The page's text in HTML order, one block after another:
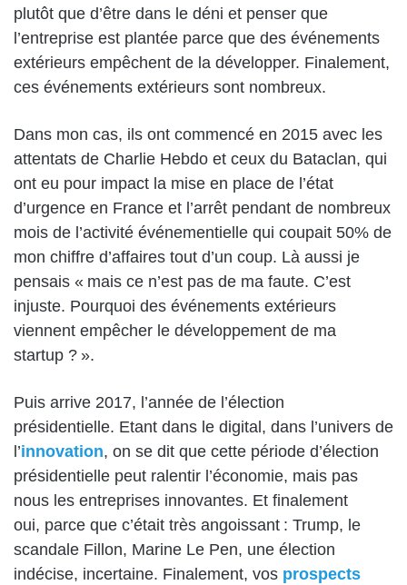
plutôt que d’être dans le déni et penser que
l’entreprise est plantée parce que des événements
extérieurs empêchent de la développer. Finalement,
ces événements extérieurs sont nombreux.
Dans mon cas, ils ont commencé en 2015 avec les
attentats de Charlie Hebdo et ceux du Bataclan, qui
ont eu pour impact la mise en place de l’état
d’urgence en France et l’arrêt pendant de nombreux
mois de l’activité événementielle qui coupait 50% de
mon chiffre d’affaires tout d’un coup. Là aussi je
pensais « mais ce n’est pas de ma faute. C’est
injuste. Pourquoi des événements extérieurs
viennent empêcher le développement de ma
startup ? ».
Puis arrive 2017, l’année de l’élection
présidentielle. Etant dans le digital, dans l’univers de
l’innovation, on se dit que cette période d’élection
présidentielle peut ralentir l’économie, mais pas
nous les entreprises innovantes. Et finalement
oui, parce que c’était très angoissant : Trump, le
scandale Fillon, Marine Le Pen, une élection
indécise, incertaine. Finalement, vos prospects